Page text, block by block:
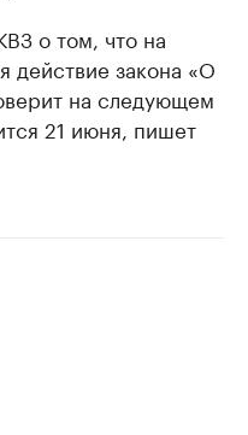
о том, что на
действие закона «О
на следующем
21 июня, пишет